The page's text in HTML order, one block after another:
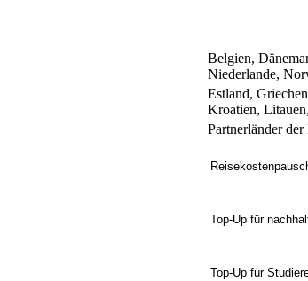
Belgien,
Niederlande,
Estland,
Kroatien,
Partnerländer
Top-Up für
Top-Up für